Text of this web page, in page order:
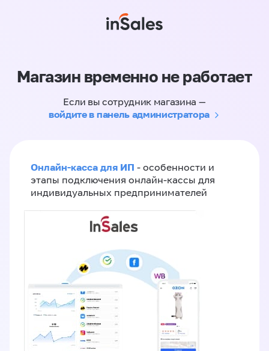
Магазин временно не работает
Если вы сотрудник магазина —
войдите в панель администратора
Онлайн-касса для ИП - особенности и
этапы подключения онлайн-кассы для
индивидуальных предпринимателей